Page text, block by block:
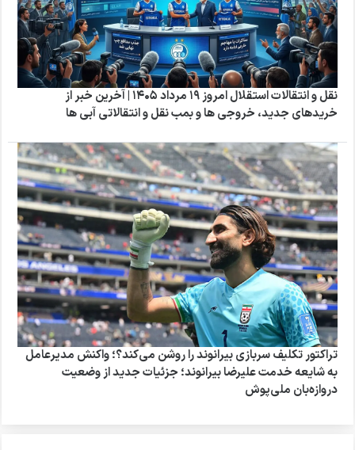
نقل و انتقالات استقلال امروز ۱۹ مرداد ۱۴۰۵ | آخرین خبر از
خریدهای جدید، خروجی ها و بمب نقل و انتقالاتی آبی ها
تراکتور تکلیف سربازی بیرانوند را روشن می‌کند؟؛ واکنش مدیرعامل
به شایعه خدمت علیرضا بیرانوند؛ جزئیات جدید از وضعیت
دروازه‌بان ملی‌پوش